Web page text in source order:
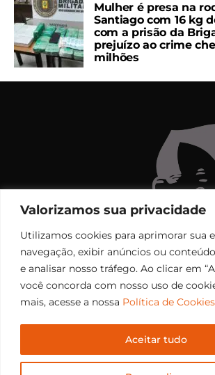
Valorizamos sua privacidade
Utilizamos cookies para aprimorar sua
navegação, exibir anúncios ou
e analisar nosso tráfego. Ao clicar em
você concorda com nosso uso de
mais, acesse a nossa Política de Cookies
Aceitar tudo
Mulher é presa na
Santiago com 16 kg
com a prisão da
prejuízo ao crime
milhões
Copyright © 2006 – 2026 Rádio